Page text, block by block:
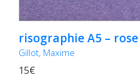
risographie A5 – rose
Gillot, Maxime
15€